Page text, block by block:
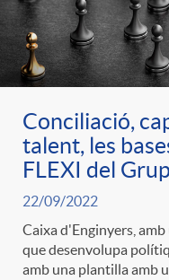
Conciliació,
talent, les
FLEXI del
22/09/2022
Caixa d'Enginyers,
que desenvolupa
amb una plantilla amb